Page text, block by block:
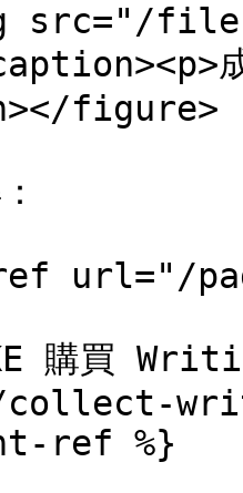
src="/files/
figure>
url="/
購買
ref %}